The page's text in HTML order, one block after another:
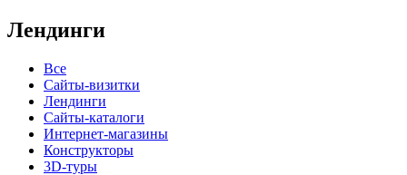
Лендинги
Все
Сайты-визитки
Лендинги
Сайты-каталоги
Интернет-магазины
Конструкторы
3D-туры